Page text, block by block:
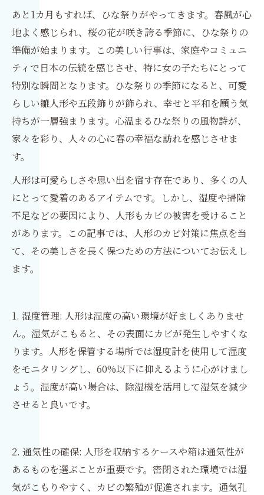
あと1カ月もすれば、ひな祭りがやってきます。春風が心
地よく感じられ、桜の花が咲き誇る季節に、ひな祭りの
準備が始まります。この美しい行事は、家庭やコミュニ
ティで日本の伝統を感じさせ、特に女の子たちにとって
特別な瞬間となります。ひな祭りの季節になると、可愛
らしい雛人形や五段飾りが飾られ、幸せと平和を願う気
持ちが一層強まります。心温まるひな祭りの風物詩が、
家々を彩り、人々の心に春の幸福な訪れを感じさせま
す。
人形は可愛らしさや思い出を宿す存在であり、多くの人
にとって愛着のあるアイテムです。しかし、湿度や掃除
不足などの要因により、人形もカビの被害を受けること
があります。この記事では、人形のカビ対策に焦点を当
て、その美しさを長く保つための方法についてお伝えし
ます。
1. 湿度管理: 人形は湿度の高い環境が好ましくありませ
ん。湿気がこもると、その表面にカビが発生しやすくな
ります。人形を保管する場所では湿度計を使用して湿度
をモニタリングし、60%以下に抑えるように心がけまし
ょう。湿度が高い場合は、除湿機を活用して湿気を減少
させると良いです。
2. 通気性の確保: 人形を収納するケースや箱は通気性が
あるものを選ぶことが重要です。密閉された環境では湿
気がこもりやすく、カビの繁殖が促進されます。通気孔